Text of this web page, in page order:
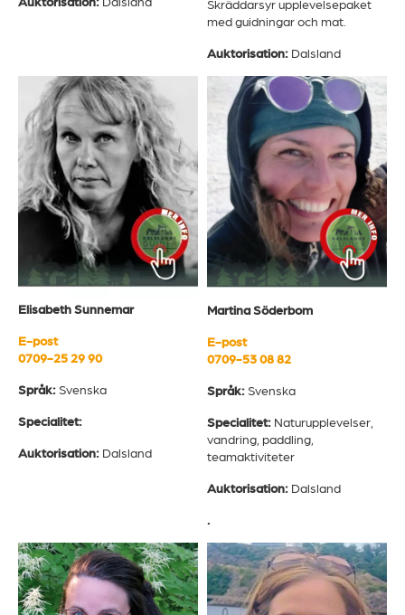
Skräddarsyr upplevelsepaket
med guidningar och mat.
Auktorisation: Dalsland
Elisabeth Sunnemar
E-post
0709-25 29 90
Språk: Svenska
Specialitet:
Auktorisation: Dalsland
Martina Söderbom
E-post
0709-53 08 82
Språk: Svenska
Specialitet: Naturupplevelser,
vandring, paddling,
teamaktiviteter
Auktorisation: Dalsland